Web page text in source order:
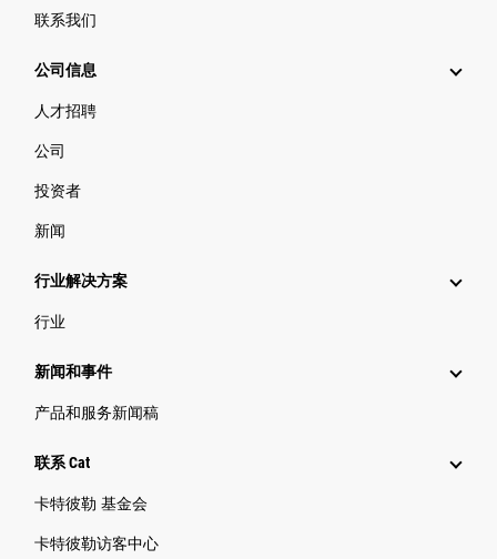
联系我们
公司信息
人才招聘
公司
投资者
新闻
行业解决方案
行业
新闻和事件
产品和服务新闻稿
联系 Cat
卡特彼勒 基金会
卡特彼勒访客中心